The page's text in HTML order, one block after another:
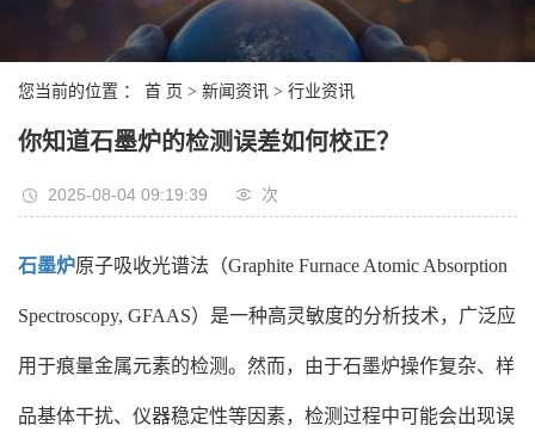
您当前的位置 ： 首 页 > 新闻资讯 > 行业资讯
你知道石墨炉的检测误差如何校正？
2025-08-04 09:19:39 次
石墨炉原子吸收光谱法（Graphite Furnace Atomic Absorption
Spectroscopy, GFAAS）是一种高灵敏度的分析技术，广泛应
用于痕量金属元素的检测。然而，由于石墨炉操作复杂、样
品基体干扰、仪器稳定性等因素，检测过程中可能会出现误